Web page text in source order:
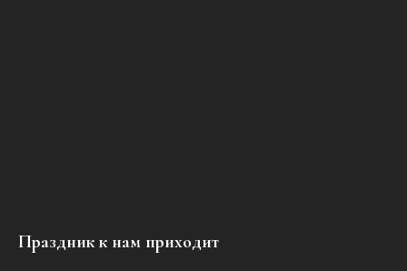
Праздник к нам приходит